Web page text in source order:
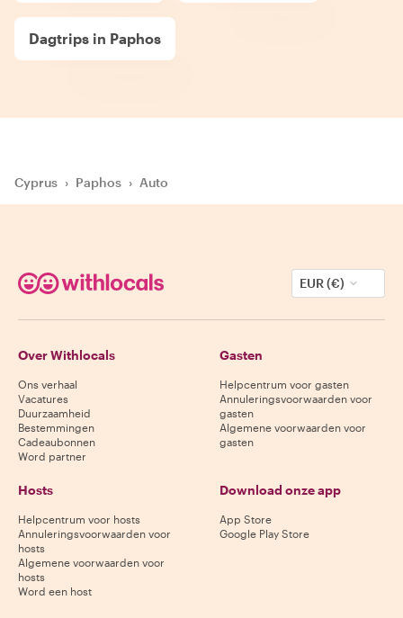
Dagtrips in Paphos
Cyprus › Paphos › Auto
EUR (€)
Over Withlocals
Ons verhaal
Vacatures
Duurzaamheid
Bestemmingen
Cadeaubonnen
Word partner
Gasten
Helpcentrum voor gasten
Annuleringsvoorwaarden voor
gasten
Algemene voorwaarden voor
gasten
Hosts
Helpcentrum voor hosts
Annuleringsvoorwaarden voor
hosts
Algemene voorwaarden voor
hosts
Word een host
Download onze app
App Store
Google Play Store